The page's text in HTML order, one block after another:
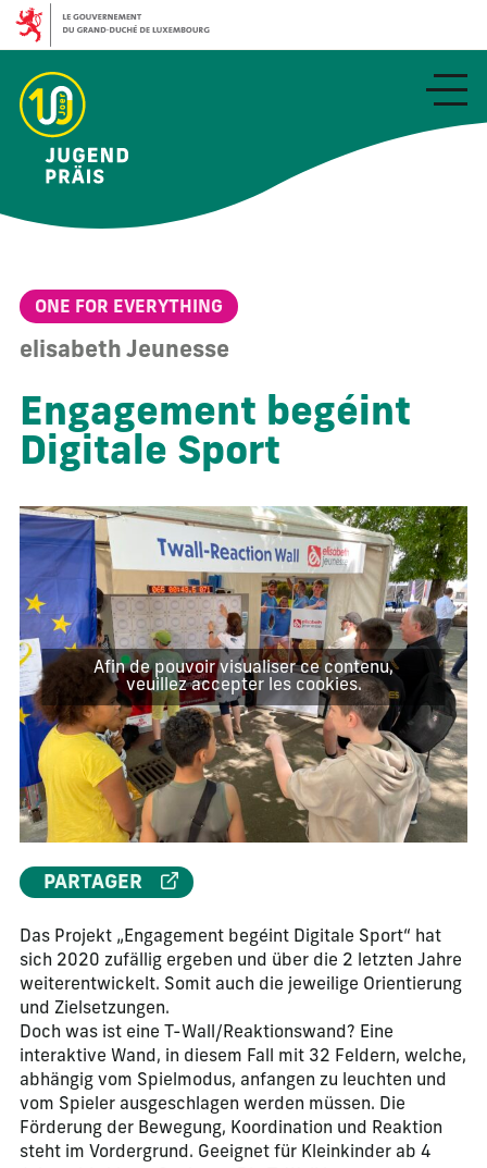
ONE FOR EVERYTHING
elisabeth Jeunesse
Engagement begéint
Digitale Sport
Afin de pouvoir visualiser ce contenu,
veuillez accepter les cookies.
Das Projekt „Engagement begéint Digitale Sport“ hat
sich 2020 zufällig ergeben und über die 2 letzten Jahre
weiterentwickelt. Somit auch die jeweilige Orientierung
und Zielsetzungen.
Doch was ist eine T-Wall/Reaktionswand? Eine
interaktive Wand, in diesem Fall mit 32 Feldern, welche,
abhängig vom Spielmodus, anfangen zu leuchten und
vom Spieler ausgeschlagen werden müssen. Die
Förderung der Bewegung, Koordination und Reaktion
steht im Vordergrund. Geeignet für Kleinkinder ab 4
PARTAGER